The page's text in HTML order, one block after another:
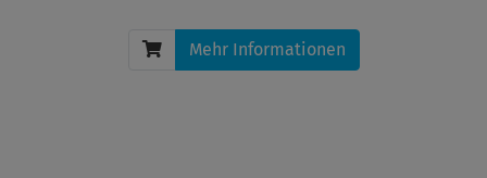
Mehr Informationen